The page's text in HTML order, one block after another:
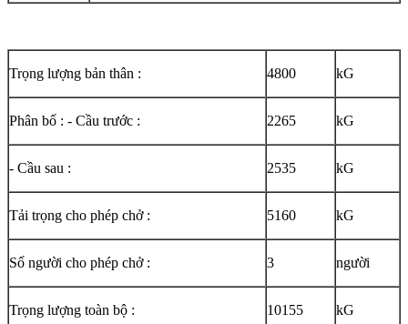
Trọng lượng bản thân : 4800 kG
Phân bố : - Cầu trước : 2265 kG
- Cầu sau : 2535 kG
Tải trọng cho phép chở : 5160 kG
Số người cho phép chở : 3 người
Trọng lượng toàn bộ : 10155 kG